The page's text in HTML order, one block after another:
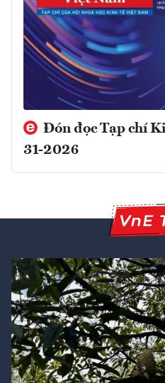
Đón đọc Tạp chí
31-2026